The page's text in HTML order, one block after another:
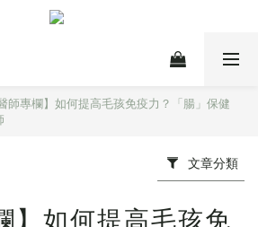
醫師專欄】如何提高毛孩免疫力？「腸」保健
文章分類
】如何提高毛孩免